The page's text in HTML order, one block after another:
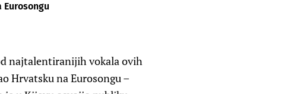
najtalentiranijih vokala ovih
Hrvatsku na Eurosongu –